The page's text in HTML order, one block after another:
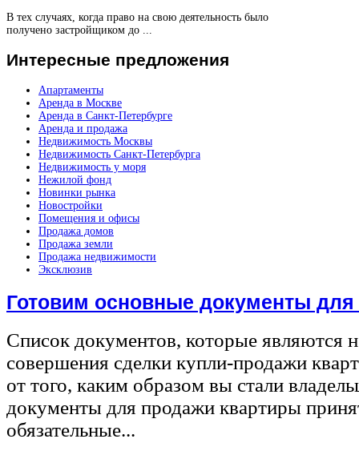
В тех случаях, когда право на свою деятельность было
получено застройщиком до ...
Интересные предложения
Апартаменты
Аренда в Москве
Аренда в Санкт-Петербурге
Аренда и продажа
Недвижимость Москвы
Недвижимость Санкт-Петербурга
Недвижимость у моря
Нежилой фонд
Новинки рынка
Новостройки
Помещения и офисы
Продажа домов
Продажа земли
Продажа недвижимости
Эксклюзив
Готовим основные документы
Список документов, которые являются
совершения сделки купли-продажи
от того, каким образом вы стали
документы для продажи квартиры
обязательные...